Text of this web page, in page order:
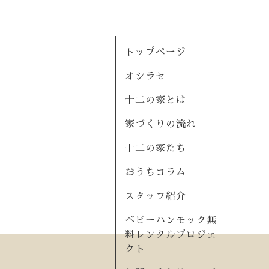
トップページ
オシラセ
十二の家とは
家づくりの流れ
十二の家たち
おうちコラム
スタッフ紹介
ベビーハンモック無
料レンタルプロジェ
クト